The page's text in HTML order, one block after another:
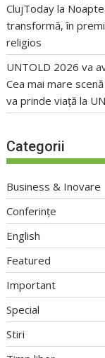
ClujToday la
transformă, în
religios
UNTOLD 2026 va
Cea mai mare
va prinde viață la
Categorii
Business & Inovare
Conferințe
English
Featured
Important
Special
Stiri